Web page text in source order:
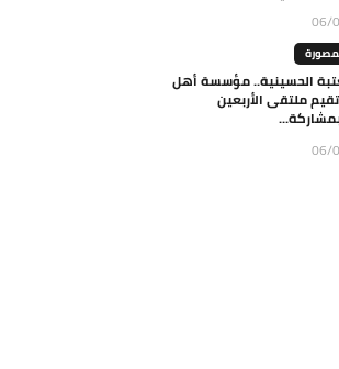
06/
الحسينية.. مؤسسة أهل
ملتقى الأربعين
06/